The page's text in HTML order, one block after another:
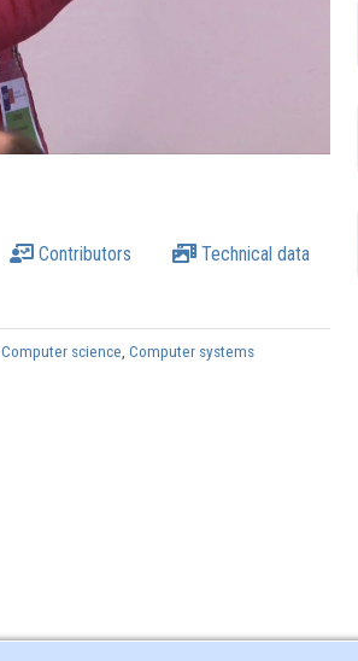
Contributors Technical data
Computer science,Computer systems